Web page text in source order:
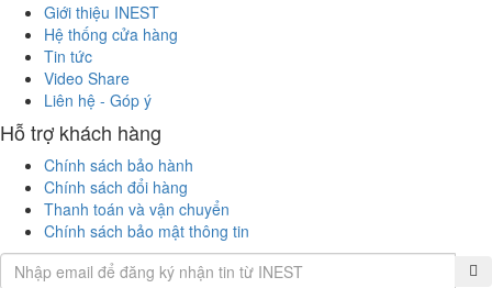
Giới thiệu INEST
Hệ thống cửa hàng
Tin tức
Video Share
Liên hệ - Góp ý
Hỗ trợ khách hàng
Chính sách bảo hành
Chính sách đổi hàng
Thanh toán và vận chuyển
Chính sách bảo mật thông tin